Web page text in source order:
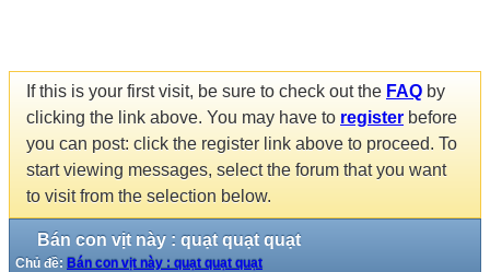
If this is your first visit, be sure to check out the FAQ by
clicking the link above. You may have to register before
you can post: click the register link above to proceed. To
start viewing messages, select the forum that you want
to visit from the selection below.
Bán con vịt này : quạt quạt quạt
Chủ đề: Bán con vịt này : quạt quạt quạt